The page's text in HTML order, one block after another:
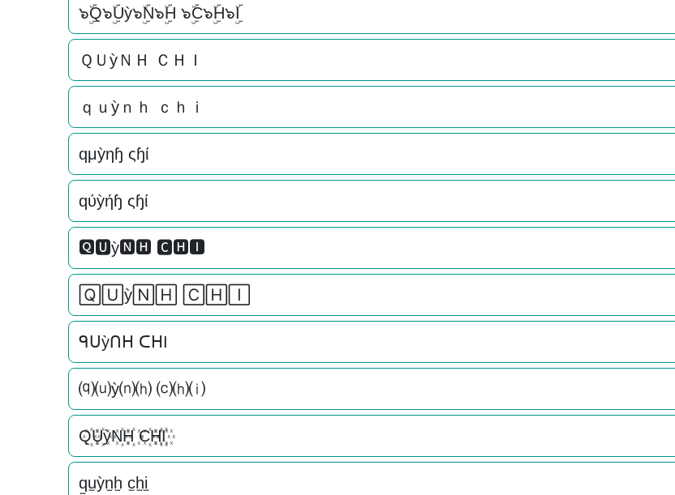
๖ۣۜQ๖ۣۜUỳ๖ۣۜN๖ۣۜH ๖ۣۜC๖ۣۜH๖ۣۜI
ＱＵỳＮＨ ＣＨＩ
ｑｕỳｎｈ ｃｈｉ
qμỳηɧ ςɧί
qύỳήɧ ςɧί
🆀🆄ỳ🅽🅷 🅲🅷🅸
🅀🅄ỳ🄽🄷 🄲🄷🄸
ᑫᑌỳᑎᕼ ᑕᕼI
⒬⒰ỳ⒩⒣ ⒞⒣⒤
Q꙰U꙰ỳN꙰H꙰ C꙰H꙰I꙰
q̫u̫ỳn̫h̫ c̫h̫i̫